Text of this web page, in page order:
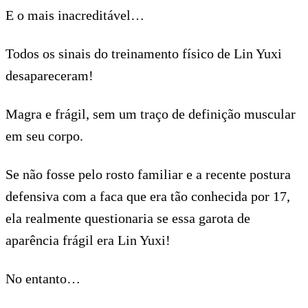
E o mais inacreditável…
Todos os sinais do treinamento físico de Lin Yuxi
desapareceram!
Magra e frágil, sem um traço de definição muscular
em seu corpo.
Se não fosse pelo rosto familiar e a recente postura
defensiva com a faca que era tão conhecida por 17,
ela realmente questionaria se essa garota de
aparência frágil era Lin Yuxi!
No entanto…